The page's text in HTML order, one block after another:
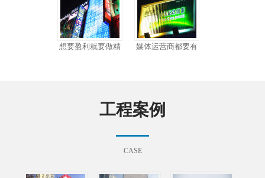
想要盈利就要做精 媒体运营商都要有
工程案例
CASE